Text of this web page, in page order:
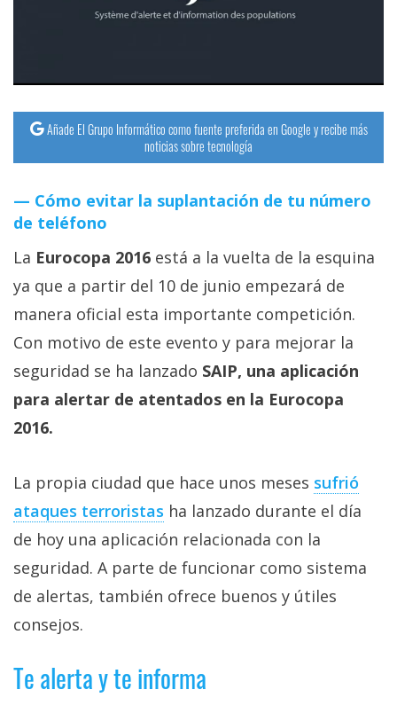
Trucos
Tutoriales
Ciberseguridad
Sistemas
operativos
Profesional
+
Más
temas
Sorteos
Foros
Contacto
/
Sobre
/
Añade El Grupo Informático como fuente preferida en Google y recibe más
noticias sobre tecnología
Cómo evitar la suplantación de tu número
de teléfono
La Eurocopa 2016 está a la vuelta de la esquina
ya que a partir del 10 de junio empezará de
manera oficial esta importante competición.
Con motivo de este evento y para mejorar la
seguridad se ha lanzado SAIP, una aplicación
para alertar de atentados en la Eurocopa
2016.
La propia ciudad que hace unos meses sufrió
ataques terroristas ha lanzado durante el día
de hoy una aplicación relacionada con la
seguridad. A parte de funcionar como sistema
de alertas, también ofrece buenos y útiles
consejos.
Te alerta y te informa